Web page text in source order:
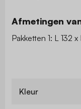
Afmetingen
Pakketten 1: L 132
Kleur